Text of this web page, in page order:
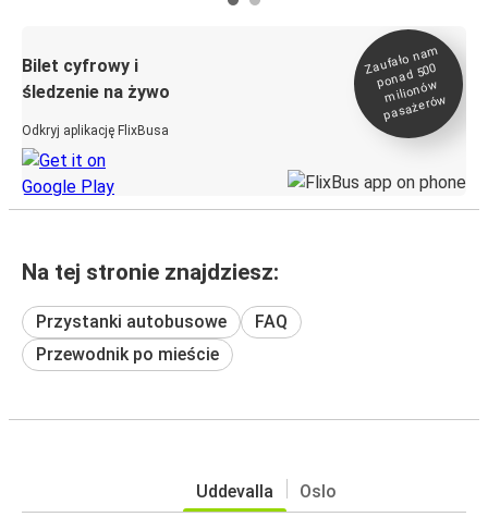
Bilet cyfrowy i
śledzenie na żywo
Odkryj aplikację FlixBusa
Zaufało na
m
ponad 500
milionó
w
pasażeró
w
Na tej stronie znajdziesz:
Przystanki autobusowe
FAQ
Przewodnik po mieście
Uddevalla Oslo